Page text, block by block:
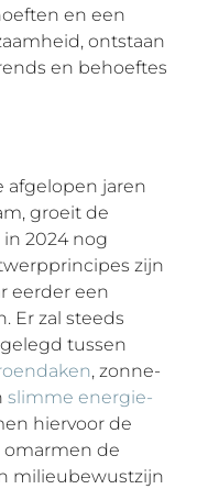
en een
ontstaan
en behoeftes
afgelopen jaren
groeit de
2024 nog
zijn
eerder een
Er zal steeds
tussen
, zonne-
slimme energie-
hiervoor de
omarmen de
milieubewustzijn